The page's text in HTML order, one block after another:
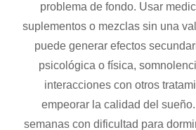
problema de fondo. Usar
suplementos o mezclas sin una
puede generar efectos
psicológica o física,
interacciones con otros
empeorar la calidad del
semanas con dificultad para